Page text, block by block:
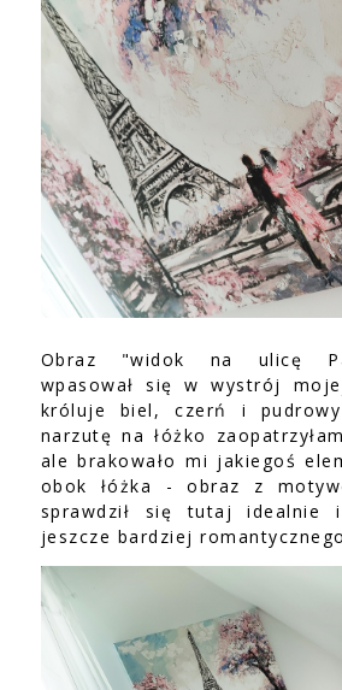
Obraz "widok na ulicę
wpasował się w wystrój
króluje biel, czerń i
narzutę na łóżko
ale brakowało mi jakiegoś
obok łóżka - obraz z
sprawdził się tutaj idealnie
jeszcze bardziej